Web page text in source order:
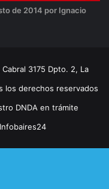
de 2014 por Ignacio
3175 Dpto. 2, La
los derechos reservados
DNDA en trámite
Infobaires24